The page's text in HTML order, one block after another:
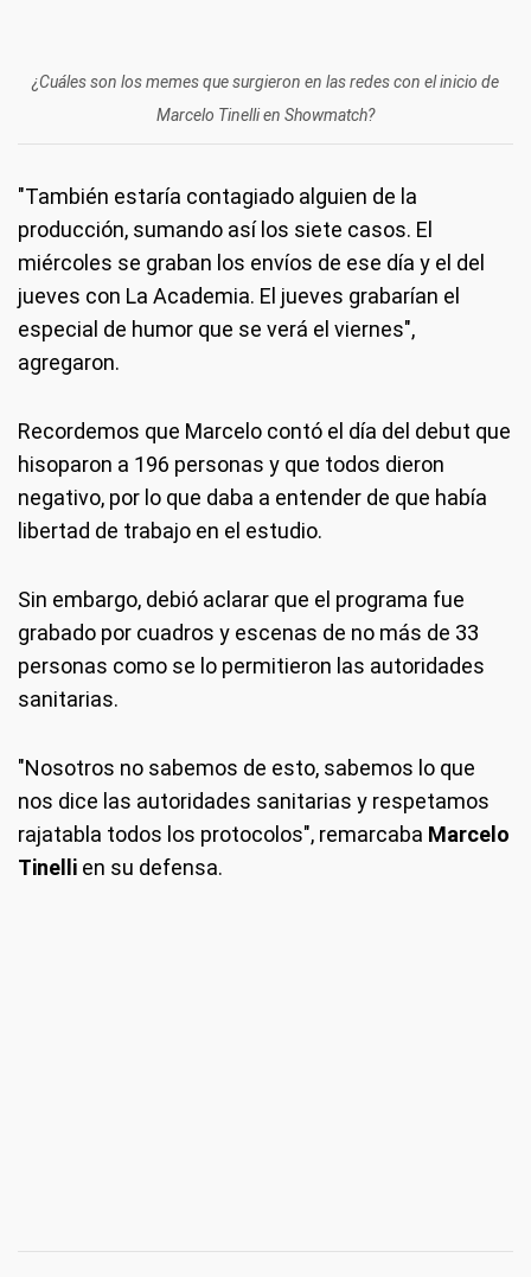
¿Cuáles son los memes que surgieron en las redes con el inicio de
Marcelo Tinelli en Showmatch?
"También estaría contagiado alguien de la
producción, sumando así los siete casos. El
miércoles se graban los envíos de ese día y el del
jueves con La Academia. El jueves grabarían el
especial de humor que se verá el viernes",
agregaron.
Recordemos que Marcelo contó el día del debut que
hisoparon a 196 personas y que todos dieron
negativo, por lo que daba a entender de que había
libertad de trabajo en el estudio.
Sin embargo, debió aclarar que el programa fue
grabado por cuadros y escenas de no más de 33
personas como se lo permitieron las autoridades
sanitarias.
"Nosotros no sabemos de esto, sabemos lo que
nos dice las autoridades sanitarias y respetamos
rajatabla todos los protocolos", remarcaba Marcelo
Tinelli en su defensa.